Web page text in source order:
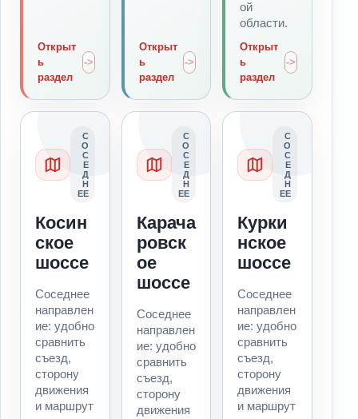
Открыт
ь
раздел
Открыт
ь
раздел
ой
области.
Открыт
ь
раздел
С
О
С
Е
Д
Н
ЕЕ
Косин
ское
шоссе
Соседнее
направлен
ие: удобно
сравнить
съезд,
сторону
движения
и маршрут
С
О
С
Е
Д
Н
ЕЕ
Карача
ровск
ое
шоссе
Соседнее
направлен
ие: удобно
сравнить
съезд,
сторону
движения
С
О
С
Е
Д
Н
ЕЕ
Курки
нское
шоссе
Соседнее
направлен
ие: удобно
сравнить
съезд,
сторону
движения
и маршрут